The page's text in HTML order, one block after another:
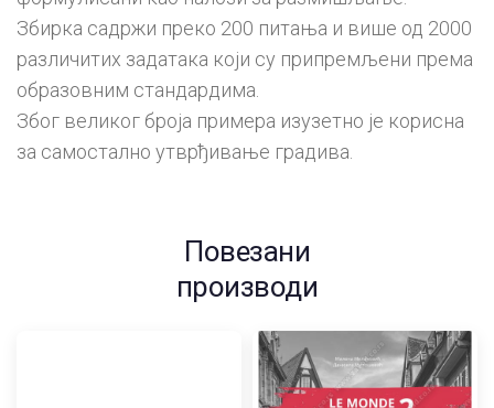
Збирка садржи преко 200 питања и више од 2000
различитих задатака који су припремљени према
образовним стандардима.
Због великог броја примера изузетно је корисна
за самостално утврђивање градива.
Повезани
производи